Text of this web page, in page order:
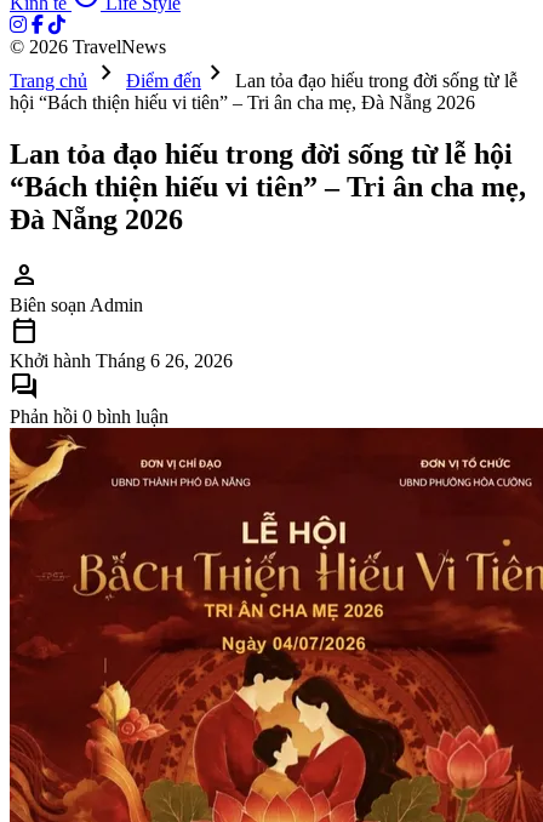
© 2026 TravelNews
Trang chủ
chevron_right Điểm đến chevron_right
Lan tỏa đạo hiếu trong đời sống từ lễ
hội “Bách thiện hiếu vi tiên” – Tri ân cha mẹ, Đà Nẵng 2026
Lan tỏa đạo hiếu trong đời sống từ lễ hội
“Bách thiện hiếu vi tiên” – Tri ân cha mẹ,
Đà Nẵng 2026
person
Biên soạn Admin
calendar_today
Khởi hành Tháng 6 26, 2026
forum
Phản hồi 0 bình luận